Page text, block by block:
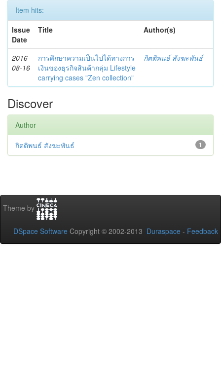
Item hits:
Issue
Date
Title Author(s)
2016-
08-16
การศึกษาความเป็นไปได้ทางการ
เงินของธุรกิจสินค้ากลุ่ม Lifestyle
carrying cases "Zen collection"
กิตติพนธ์ สังฆะพันธ์
Discover
Author
1
กิตติพนธ์ สังฆะพันธ์
Theme by
DSpace Software Copyright © 2002-2013 Duraspace - Feedback